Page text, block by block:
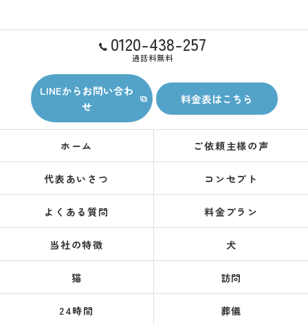
0120-438-257
通話料無料
LINEからお問い合わ
せ
料金表はこちら
ホーム ご依頼主様の声
代表あいさつ コンセプト
よくある質問 料金プラン
当社の特徴 犬
猫 訪問
24時間 葬儀